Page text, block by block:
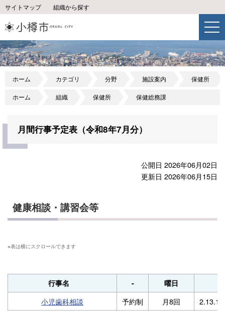
サイトマップ 組織から探す
ホーム カテゴリ 分野 施設案内 保健所
ホーム 組織 保健所 保健総務課
月間行事予定表（令和8年7月分）
公開日 2026年06月02日
更新日 2026年06月15日
健康相談・講習会等
行事名 - 曜日
小児歯科相談 予約制 月8回